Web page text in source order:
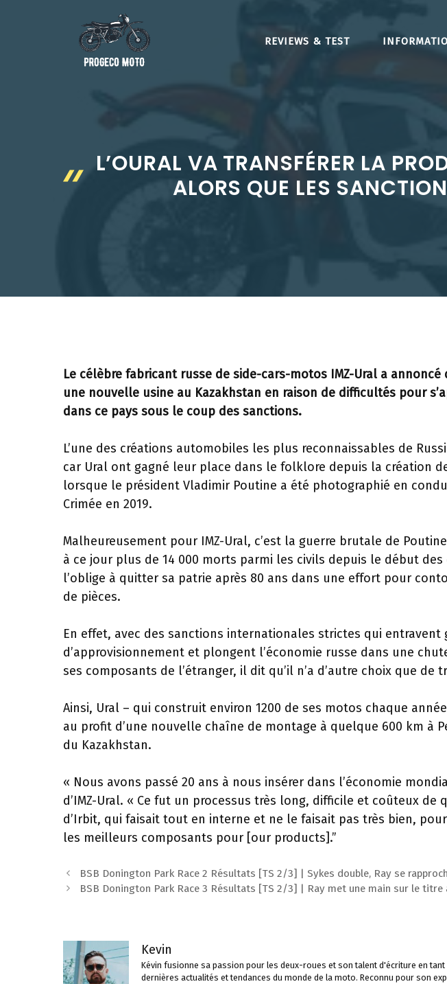
REVIEWS & TEST
L’OURAL VA TRANSFÉRER LA
ALORS QUE LES
Le célèbre fabricant russe de side-cars-motos IMZ-Ural a
une nouvelle usine au Kazakhstan en raison de difficultés pour
dans ce pays sous le coup des sanctions.
L’une des créations automobiles les plus reconnaissables de
car Ural ont gagné leur place dans le folklore depuis la création
lorsque le président Vladimir Poutine a été photographié en
Crimée en 2019.
Malheureusement pour IMZ-Ural, c’est la guerre brutale de
à ce jour plus de 14 000 morts parmi les civils depuis le début des
l’oblige à quitter sa patrie après 80 ans dans une effort pour
de pièces.
En effet, avec des sanctions internationales strictes qui entravent
d’approvisionnement et plongent l’économie russe dans une
ses composants de l’étranger, il dit qu’il n’a d’autre choix que de
Ainsi, Ural – qui construit environ 1200 de ses motos chaque
au profit d’une nouvelle chaîne de montage à quelque 600 km à
du Kazakhstan.
« Nous avons passé 20 ans à nous insérer dans l’économie
d’IMZ-Ural. « Ce fut un processus très long, difficile et coûteux de
d’Irbit, qui faisait tout en interne et ne le faisait pas très bien,
les meilleurs composants pour [our products].”
Navigation
des
BSB Donington Park Race 2 Résultats [TS 2/3] | Sykes double, Ray se
BSB Donington Park Race 3 Résultats [TS 2/3] | Ray met une main sur le
Kevin
Kévin fusionne sa passion pour les deux-roues et son talent d'écriture en
dernières actualités et tendances du monde de la moto. Reconnu pour son